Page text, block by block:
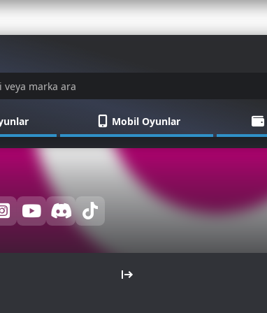
Mobil Oyunlar